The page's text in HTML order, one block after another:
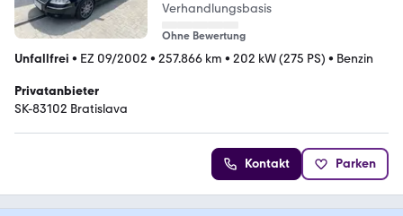
Verhandlungsbasis
Ohne Bewertung
Unfallfrei • EZ 09/2002 • 257.866 km • 202 kW (275 PS) • Benzin
Privatanbieter
SK-83102 Bratislava
Kontakt Parken